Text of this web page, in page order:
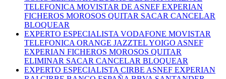
TELEFONICA MOVISTAR DE ASNEF EXPERIAN
FICHEROS MOROSOS QUITAR SACAR CANCELAR
BLOQUEAR
EXPERTO ESPECIALISTA VODAFONE MOVISTAR
TELEFONICA ORANGE JAZZTEL YOIGO ASNEF
EXPERIAN FICHEROS MOROSOS QUITAR
ELIMINAR SACAR CANCELAR BLOQUEAR
EXPERTO ESPECIALISTA CIRBE ASNEF EXPERIAN